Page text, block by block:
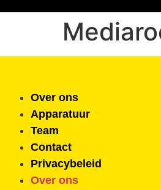
Over ons
Apparatuur
Team
Contact
Privacybeleid
Over ons